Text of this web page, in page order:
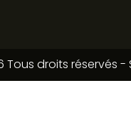
Tous droits réservés -